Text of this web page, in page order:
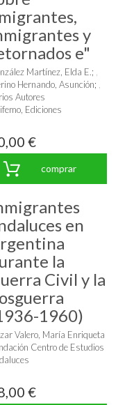
y
e"
Martínez, Elda E.;
Hernando, Asunción;
Autores
Ediciones
€
comprar
en
la
Civil y la
1960)
Valero, María Enriqueta
Centro de Estudios
€